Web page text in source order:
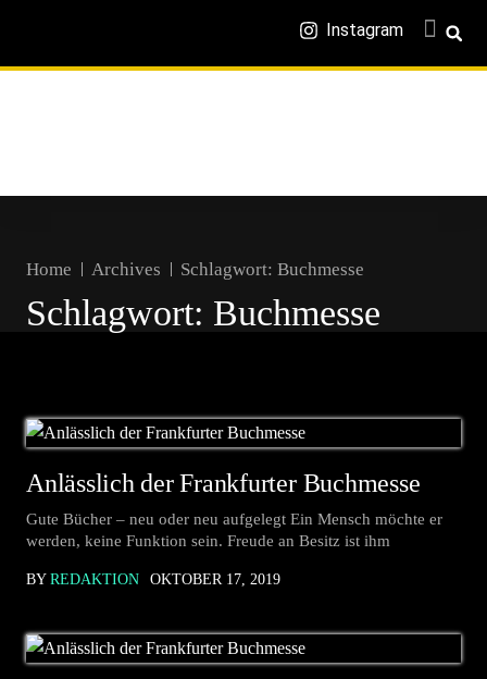
Instagram
Home Archives Schlagwort: Buchmesse
Schlagwort: Buchmesse
Anlässlich der Frankfurter Buchmesse
Gute Bücher – neu oder neu aufgelegt Ein Mensch möchte er
werden, keine Funktion sein. Freude an Besitz ist ihm
BY REDAKTION OKTOBER 17, 2019